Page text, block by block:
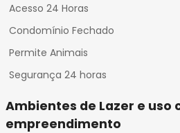
Acesso 24 Horas
Condomínio Fechado
Permite Animais
Segurança 24 horas
Ambientes de Lazer e uso
empreendimento